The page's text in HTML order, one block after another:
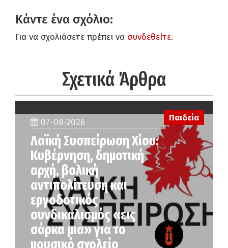
Κάντε ένα σχόλιο:
Για να σχολιάσετε πρέπει να συνδεθείτε.
Σχετικά Άρθρα
Παιδεία
07-08-2026
Λαϊκή Συσπείρωση Χίου:
Κυβέρνηση, δημοτική
αρχή, βολική
αντιπολίτευση και
εργοδοτικός
συνδικαλισμός «εις
σάρκα μια» για το
μουσικό σχολείο